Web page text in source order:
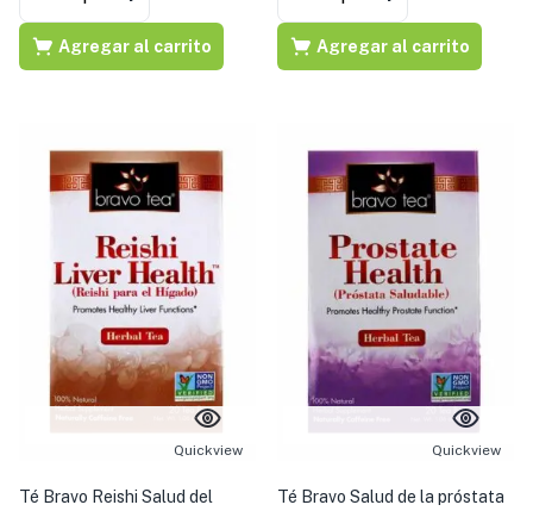
Agregar al carrito Agregar al carrito
Quickview
Té Bravo Reishi Salud del
Quickview
Té Bravo Salud de la próstata